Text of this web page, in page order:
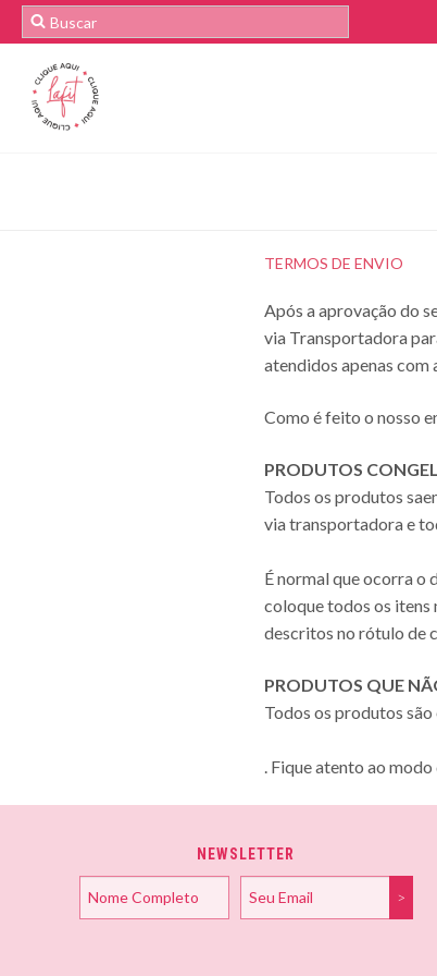
TERMOS DE ENVIO
Após a aprovação do
via Transportadora
atendidos apenas com
Como é feito o nosso
PRODUTOS
Todos os produtos
via transportadora e
É normal que ocorra o
coloque todos os itens
descritos no rótulo de
PRODUTOS QUE
Todos os produtos são
. Fique atento ao
NEWSLETTER